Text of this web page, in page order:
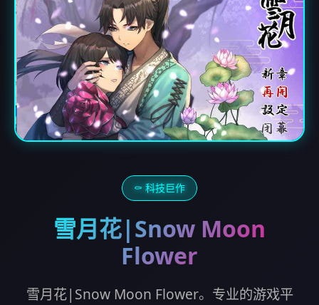
⚰️ 科技巨作
雪月花|Snow Moon
Flower
雪月花|Snow Moon Flower。专业的游戏平